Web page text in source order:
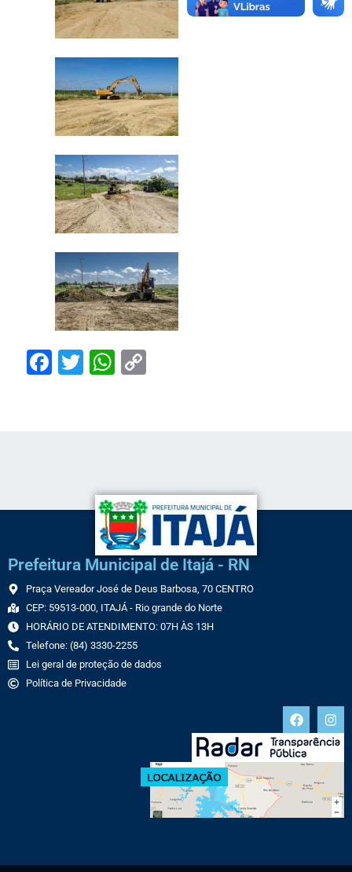
Facebook
TwitterWhatsApp
Prefeitura Municipal de Itajá - RN
Praça Vereador José de Deus Barbosa, 70 CENTRO
CEP: 59513-000, ITAJÁ - Rio grande do Norte
HORÁRIO DE ATENDIMENTO: 07H ÀS 13H
Telefone: (84) 3330-2255
Lei geral de proteção de dados
Política de Privacidade